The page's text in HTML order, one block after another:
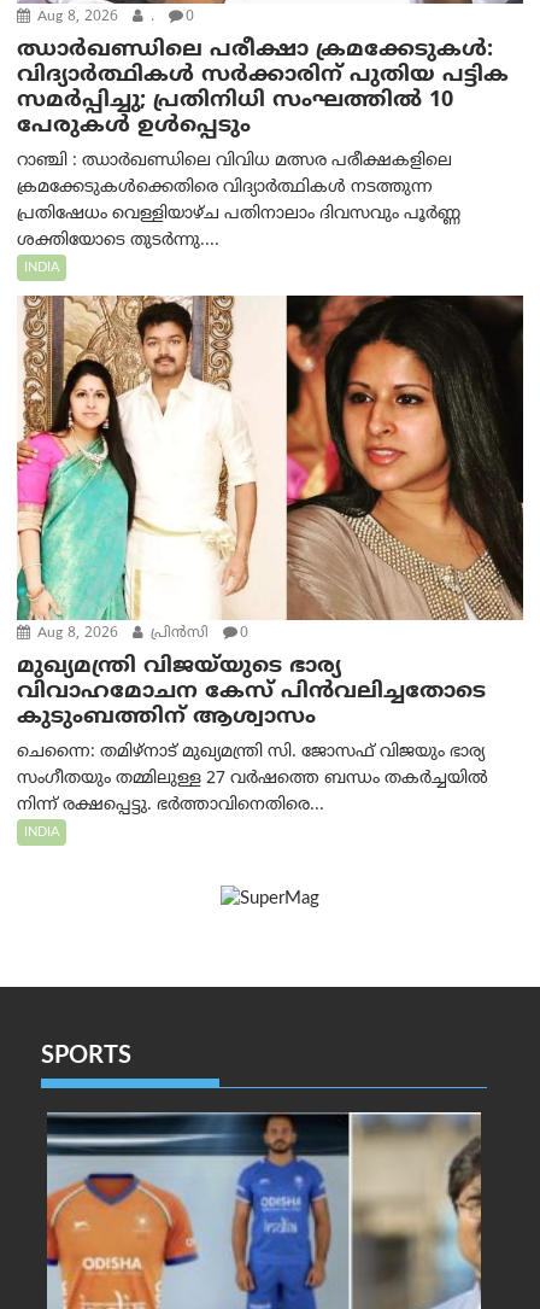
Aug 8, 2026 . 0
ഝാര്‍ഖണ്ഡിലെ പരീക്ഷാ ക്രമക്കേടുകള്‍:
വിദ്യാർത്ഥികൾ സർക്കാരിന് പുതിയ പട്ടിക
സമർപ്പിച്ചു; പ്രതിനിധി സംഘത്തിൽ 10
പേരുകൾ ഉൾപ്പെടും
റാഞ്ചി : ഝാർഖണ്ഡിലെ വിവിധ മത്സര പരീക്ഷകളിലെ
ക്രമക്കേടുകൾക്കെതിരെ വിദ്യാർത്ഥികൾ നടത്തുന്ന
പ്രതിഷേധം വെള്ളിയാഴ്ച പതിനാലാം ദിവസവും പൂർണ്ണ
ശക്തിയോടെ തുടർന്നു....
INDIA
Aug 8, 2026 പ്രിന്‍സി 0
മുഖ്യമന്ത്രി വിജയ്‌യുടെ ഭാര്യ
വിവാഹമോചന കേസ് പിൻവലിച്ചതോടെ
കുടുംബത്തിന് ആശ്വാസം
ചെന്നൈ: തമിഴ്‌നാട് മുഖ്യമന്ത്രി സി. ജോസഫ് വിജയും ഭാര്യ
സംഗീതയും തമ്മിലുള്ള 27 വർഷത്തെ ബന്ധം തകർച്ചയിൽ
നിന്ന് രക്ഷപ്പെട്ടു. ഭർത്താവിനെതിരെ...
INDIA
SPORTS